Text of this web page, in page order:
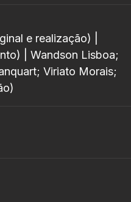
e realização) |
| Wandson Lisboa;
Viriato Morais;